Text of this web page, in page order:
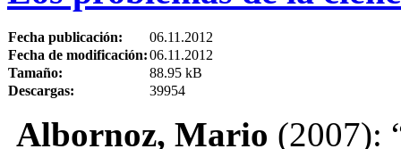
Fecha publicación:
06.11.2012
Fecha de modificación:06.11.2012
Tamaño:
88.95 kB
Descargas:
39954
Albornoz, Mario (2007):